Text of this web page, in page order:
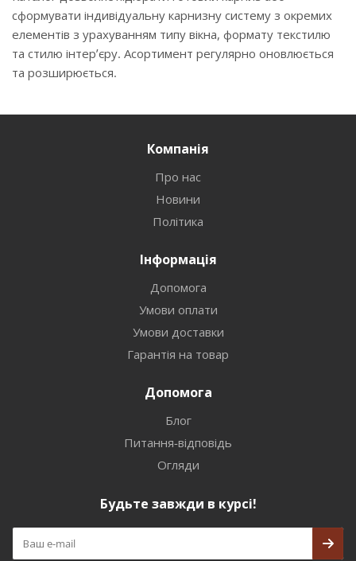
сформувати індивідуальну карнизну систему з окремих
елементів з урахуванням типу вікна, формату текстилю
та стилю інтер’єру. Асортимент регулярно оновлюється
та розширюється.
Компанія
Про нас
Новини
Політика
Інформація
Допомога
Умови оплати
Умови доставки
Гарантія на товар
Допомога
Блог
Питання-відповідь
Огляди
Будьте завжди в курсі!